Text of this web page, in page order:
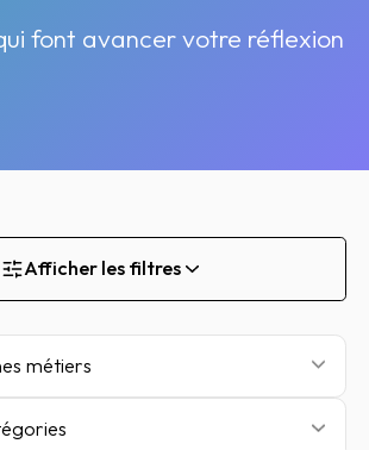
font avancer votre réflexion
Afficher les filtres
métiers